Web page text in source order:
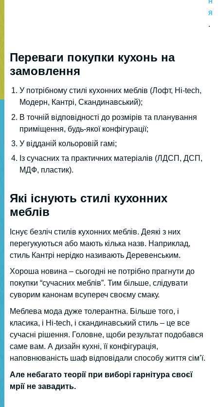
я
.
Переваги покупки кухонь на
замовлення
У потрібному стилі кухонних меблів (Лофт, Hi-tech,
Модерн, Кантрі, Скандинавський);
В точній відповідності до розмірів та планування
приміщення, будь-якої конфігурації;
У відданій кольоровій гамі;
Із сучасних та практичних матеріалів (ЛДСП, ДСП,
МДФ, пластик).
Які існують стилі кухонних
меблів
Існує безліч стилів кухонних меблів. Деякі з них
перегукуються або мають кілька назв. Наприклад,
стиль Кантрі нерідко називають Деревенським.
Хороша новина – сьогодні не потрібно прагнути до
покупки “сучасних меблів”. Тим більше, слідувати
суворим канонам всупереч своєму смаку.
Меблева мода дуже толерантна. Більше того, і
класика, і Hi-tech, і скандинавський стиль – це все
сучасні рішення. Головне, щоби результат подобався
саме вам. А дизайн кухні, її конфігурація,
наповнюваність шаф відповідали способу життя сім’ї.
Але небагато теорії при виборі гарнітура своєї
мрії не завадить.